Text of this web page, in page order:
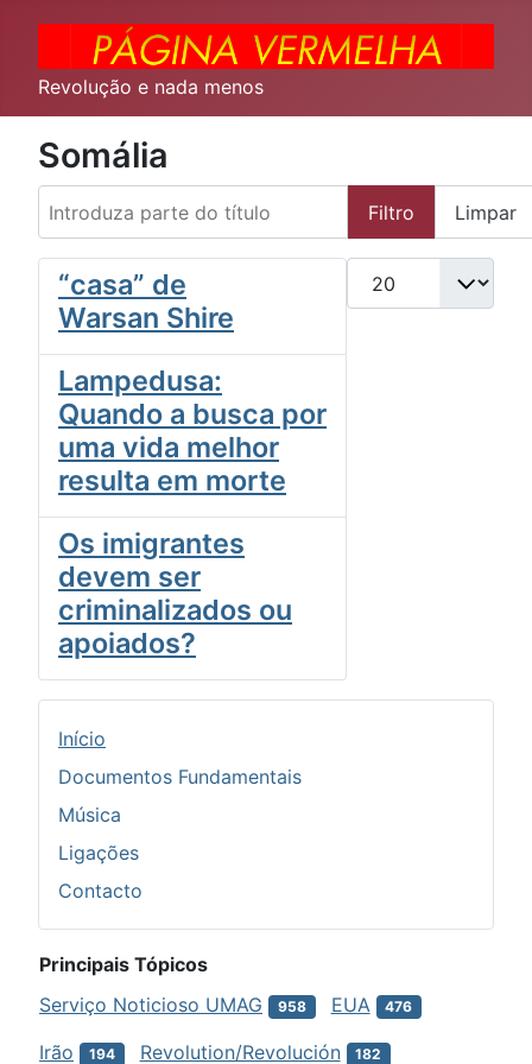
Revolução e nada menos
Somália
Introduza parte do título
Filtro Limpar
Qtd. a exibir
“casa” de
Warsan Shire
Lampedusa:
Quando a busca por
uma vida melhor
resulta em morte
Os imigrantes
devem ser
criminalizados ou
apoiados?
Início
Documentos Fundamentais
Música
Ligações
Contacto
Principais Tópicos
Serviço Noticioso UMAG
958 EUA 476
Irão 194 Revolution/Revolución 182